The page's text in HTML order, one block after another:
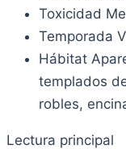
Toxicidad
Temporada
Hábitat
templados
robles,
Lectura principal